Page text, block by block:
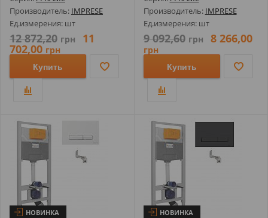
Производитель: IMPRESE
Ед.измерения: шт
12 872,20 грн 11
702,00 грн
Купить
Производитель: IMPRESE
Ед.измерения: шт
9 092,60 грн 8 266,00
грн
Купить
НОВИНКА НОВИНКА